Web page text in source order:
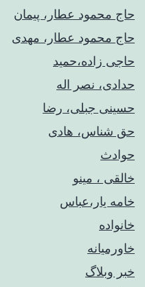
حاج محمود عطار، پیمان
حاج محمود عطار، مهدی
حاجی زاده،حمید
حدادی، نصر اله
حسینی جبلی، رضا
حق شناس، هادی
حوادث
خالقی ، مینو
خامه یار،عباس
خانواده
خاورمیانه
خبر وبلاگ